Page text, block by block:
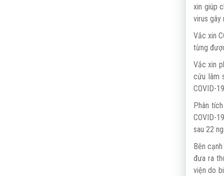
xin giúp
virus gây
Vắc xin
từng
Vắc xin
cứu lâm
COVID-
Phân
COVID-
sau 22
Bên
đưa ra
viện do